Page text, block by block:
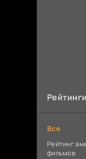
Рейтинги
Все
Рейтинг
фильмов